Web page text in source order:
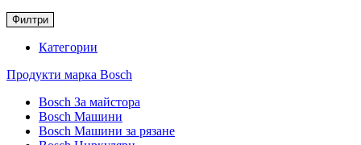
Филтри
Категории
Продукти марка Bosch
Bosch За майстора
Bosch Машини
Bosch Машини за рязане